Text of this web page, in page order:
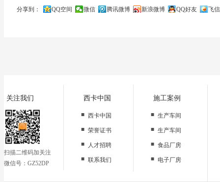
分享到： QQ空间 微信 腾讯微博 新浪微博 QQ好友
飞信
关注我们
扫描二维码加关注
微信号：GZ52DP
西卡中国
■ 西卡中国
■ 荣誉证书
■
人才招聘
■ 联系我们
施工案例
■ 生产车间
■ 生产车间
■ 食品厂房
■ 电子厂房